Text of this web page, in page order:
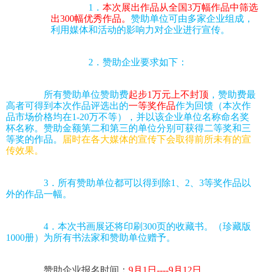
1． 本次展出作品从全国3万幅作品中筛选
出300幅优秀作品。 赞助单位可由多家企业组成，
利用媒体和活动的影响力对企业进行宣传。
2．赞助企业要求如下：
所有赞助单位赞助费起步1万元上不封顶 ，赞助费最
高者可得到本次作品评选出的一等奖作品作为回馈（本次作
品市场价格均在1-20万不等），并以该企业单位名称命名奖
杯名称。赞助金额第二和第三的单位分别可获得二等奖和三
等奖的作品。
届时在各大媒体的宣传下会取得前所未有的宣
传效果。
3．所有赞助单位都可以得到除1、2、3等奖作品以
外的作品一幅。
4．本次书画展还将印刷300页的收藏书。（珍藏版
1000册）为所有书法家和赞助单位赠予。